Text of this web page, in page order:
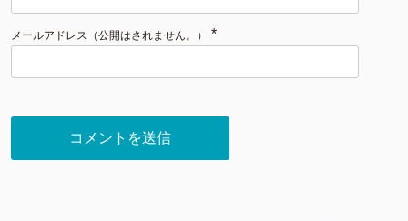
メールアドレス（公開はされません。） *